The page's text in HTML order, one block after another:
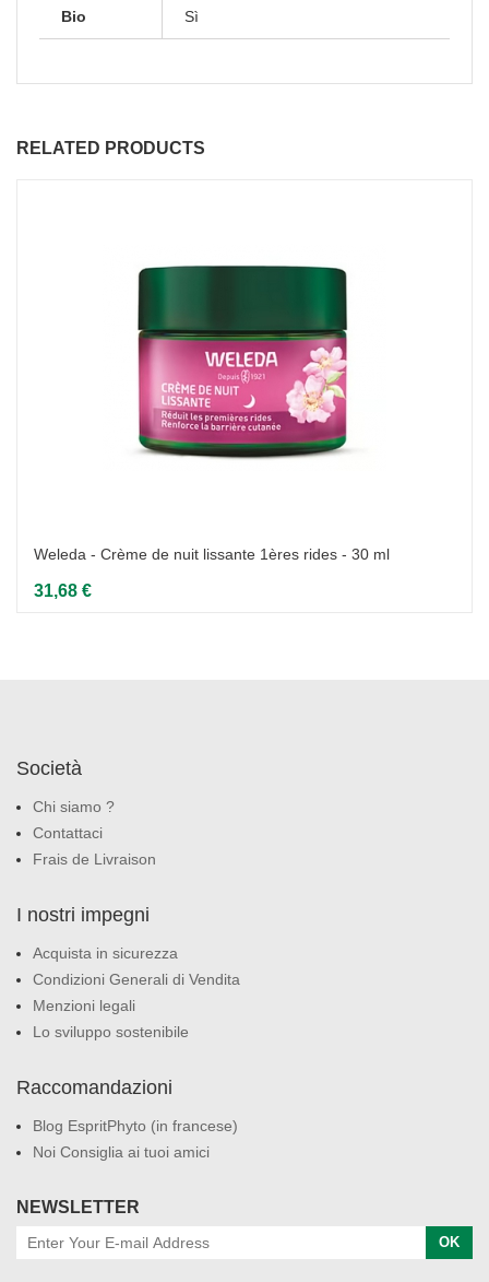
Bio Sì
RELATED PRODUCTS
Weleda - Crème de nuit lissante 1ères rides - 30 ml
31,68 €
Società
Chi siamo ?
Contattaci
Frais de Livraison
I nostri impegni
Acquista in sicurezza
Condizioni Generali di Vendita
Menzioni legali
Lo sviluppo sostenibile
Raccomandazioni
Blog EspritPhyto (in francese)
Noi Consiglia ai tuoi amici
NEWSLETTER
OK